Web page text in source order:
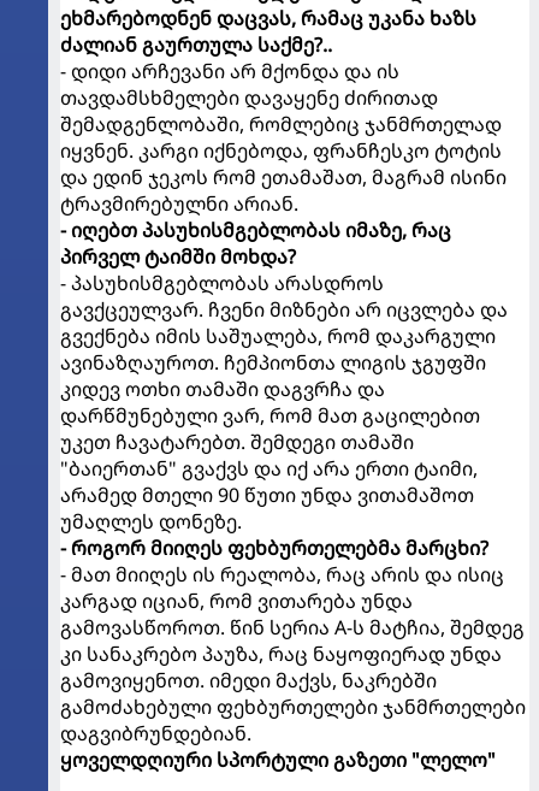
ეხმარებოდნენ დაცვას, რამაც უკანა ხაზს
ძალიან გაურთულა საქმე?..
- დიდი არჩევანი არ მქონდა და ის
თავდამსხმელები დავაყენე ძირითად
შემადგენლობაში, რომლებიც ჯანმრთელად
იყვნენ. კარგი იქნებოდა, ფრანჩესკო ტოტის
და ედინ ჯეკოს რომ ეთამაშათ, მაგრამ ისინი
ტრავმირებულნი არიან.
- იღებთ პასუხისმგებლობას იმაზე, რაც
პირველ ტაიმში მოხდა?
- პასუხისმგებლობას არასდროს
გავქცეულვარ. ჩვენი მიზნები არ იცვლება და
გვექნება იმის საშუალება, რომ დაკარგული
ავინაზღაუროთ. ჩემპიონთა ლიგის ჯგუფში
კიდევ ოთხი თამაში დაგვრჩა და
დარწმუნებული ვარ, რომ მათ გაცილებით
უკეთ ჩავატარებთ. შემდეგი თამაში
"ბაიერთან" გვაქვს და იქ არა ერთი ტაიმი,
არამედ მთელი 90 წუთი უნდა ვითამაშოთ
უმაღლეს დონეზე.
- როგორ მიიღეს ფეხბურთელებმა მარცხი?
- მათ მიიღეს ის რეალობა, რაც არის და ისიც
კარგად იციან, რომ ვითარება უნდა
გამოვასწოროთ. წინ სერია A-ს მატჩია, შემდეგ
კი სანაკრებო პაუზა, რაც ნაყოფიერად უნდა
გამოვიყენოთ. იმედი მაქვს, ნაკრებში
გამოძახებული ფეხბურთელები ჯანმრთელები
დაგვიბრუნდებიან.
ყოველდღიური სპორტული გაზეთი "ლელო"